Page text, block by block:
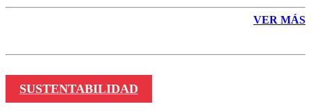
VER MÁS
SUSTENTABILIDAD